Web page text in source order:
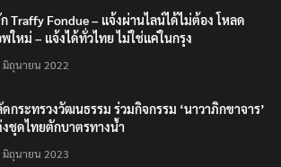
Traffy Fondue – แจ้งผ่านไลน์ได้ไม่ต้อง โหลด
ใหม่ – แจ้งได้ทั่วไทย ไม่ใช่แค่ในกรุง
มิถุนายน 2022
กระทรวงวัฒนธรรม ร่วมกิจกรรม ‘นาวาภิกขาจาร’
ชุดไทยตักบาตรทางน้ำ
มิถุนายน 2023